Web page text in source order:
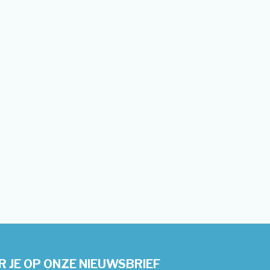
JE OP ONZE NIEUWSBRIEF